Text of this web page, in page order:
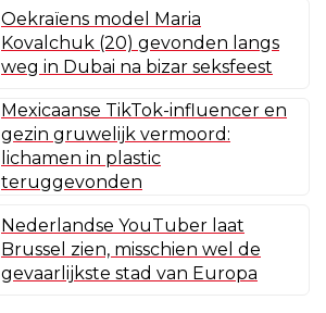
Oekraïens model Maria
Kovalchuk (20) gevonden langs
weg in Dubai na bizar seksfeest
Mexicaanse TikTok-influencer en
gezin gruwelijk vermoord:
lichamen in plastic
teruggevonden
Nederlandse YouTuber laat
Brussel zien, misschien wel de
gevaarlijkste stad van Europa